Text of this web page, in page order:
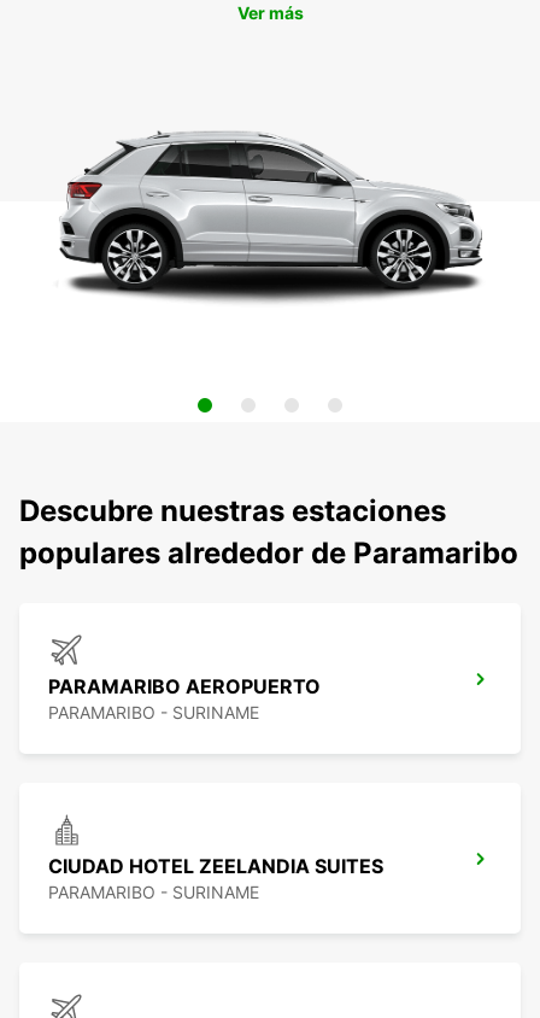
Ver más
Descubre nuestras estaciones
populares alrededor de Paramaribo
PARAMARIBO AEROPUERTO
PARAMARIBO - SURINAME
CIUDAD HOTEL ZEELANDIA SUITES
PARAMARIBO - SURINAME